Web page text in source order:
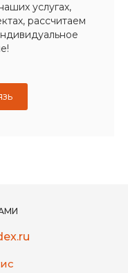
услугах,
рассчитаем